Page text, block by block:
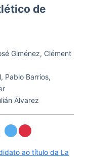
de
Giménez, Clément
Pablo Barrios,
Álvarez
ao título da La